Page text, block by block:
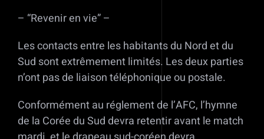
– “Revenir en vie” –
Les contacts entre les habitants du Nord et du
Sud sont extrêmement limités. Les deux parties
n’ont pas de liaison téléphonique ou postale.
Conformément au réglement de l’AFC, l’hymne
de la Corée du Sud devra retentir avant le match